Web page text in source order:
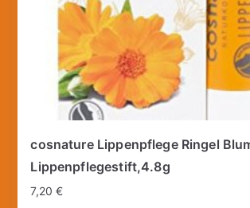
cosnature Lippenpflege Ringel
Lippenpflegestift,4.8g
7,20€